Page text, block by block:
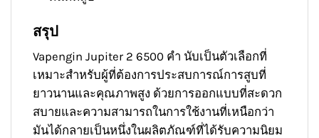
สรุป
Vapengin Jupiter 2 6500 คำ นับเป็นตัวเลือกที่
เหมาะสำหรับผู้ที่ต้องการประสบการณ์การสูบที่
ยาวนานและคุณภาพสูง ด้วยการออกแบบที่สะดวก
สบายและความสามารถในการใช้งานที่เหนือกว่า
มันได้กลายเป็นหนึ่งในผลิตภัณฑ์ที่ได้รับความนิยม